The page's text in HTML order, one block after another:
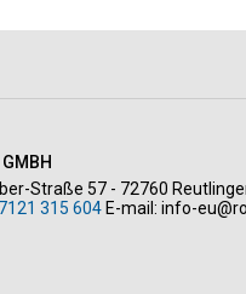
GMBH
Straße 57 - 72760
315 604E-mail: info-